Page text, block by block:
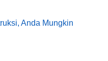
Anda Mungkin